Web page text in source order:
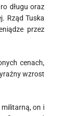
długu oraz
Rząd Tuska
przez
cenach,
wzrost
on i